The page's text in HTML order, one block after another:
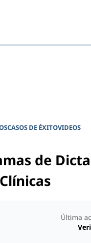
CASOS DE ÉXITOVIDEOS
de
Última